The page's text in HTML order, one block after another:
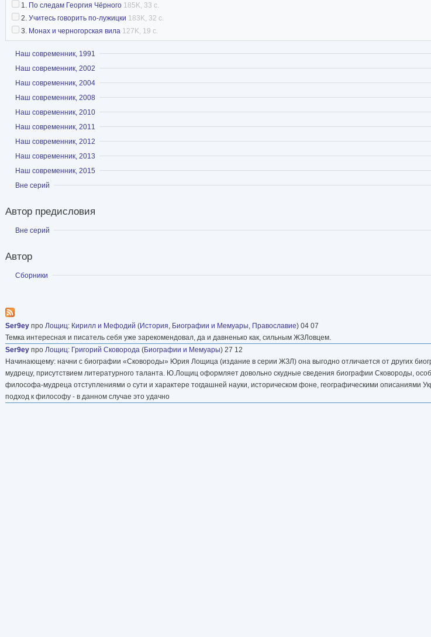
1. По следам Георгия Чёрного 185K, 33 с.
2. Учитесь говорить по-лужицки 183K, 32 с.
3. Монах и черногорская вила 127K, 19 с.
Показать
Наш современник, 1991
Показать
Наш современник, 2002
Показать
Наш современник, 2004
Показать
Наш современник, 2008
Показать
Наш современник, 2010
Показать
Наш современник, 2011
Показать
Наш современник, 2012
Показать
Наш современник, 2013
Показать
Наш современник, 2015
Показать
Вне серий
Автор предисловия
Показать
Вне серий
Автор
Показать
Сборники
Ser9ey про Лощиц: Кирилл и Мефодий (История, Биографии и Мемуары, Православие) 04 07
Темка интересная и писатель себя уже зарекомендовал, да и давненько как, сильным ЖЗЛовцем.
Ser9ey про Лощиц: Григорий Сковорода (Биографии и Мемуары) 27 12
Начинающему: начни с биографии «Сковороды» Юрия Лощица (издание в серии ЖЗЛ) она выгодно отличается от других
мудрецу, присутствием литературного таланта. Ю.Лощиц оформляет довольно скудные сведения биографии Сковороды,
философа-мудреца отступлениями о сути и характере тогдашней науки, историческом фоне, географическими описаниями
подход к философу - в данном случае это удачно